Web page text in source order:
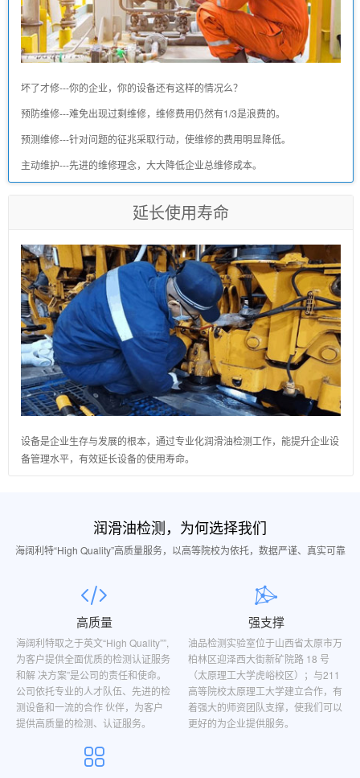
坏了才修---你的企业，你的设备还有这样的情况么？
预防维修---难免出现过剩维修，维修费用仍然有1/3是浪费的。
预测维修---针对问题的征兆采取行动，使维修的费用明显降低。
主动维护---先进的维修理念，大大降低企业总维修成本。
延长使用寿命
设备是企业生存与发展的根本，通过专业化润滑油检测工作，能提升企业设
备管理水平，有效延长设备的使用寿命。
润滑油检测，为何选择我们
海阔利特“High Quality”高质量服务，以高等院校为依托，数据严谨、真实可靠
高质量
海阔利特取之于英文“High Quality””,
为客户提供全面优质的检测认证服务
和解 决方案”是公司的责任和使命。
公司依托专业的人才队伍、先进的检
测设备和一流的合作 伙伴，为客户
提供高质量的检测、认证服务。
强支撑
油品检测实验室位于山西省太原市万
柏林区迎泽西大街新矿院路 18 号
（太原理工大学虎峪校区）；与211
高等院校太原理工大学建立合作，有
着强大的师资团队支撑，使我们可以
更好的为企业提供服务。